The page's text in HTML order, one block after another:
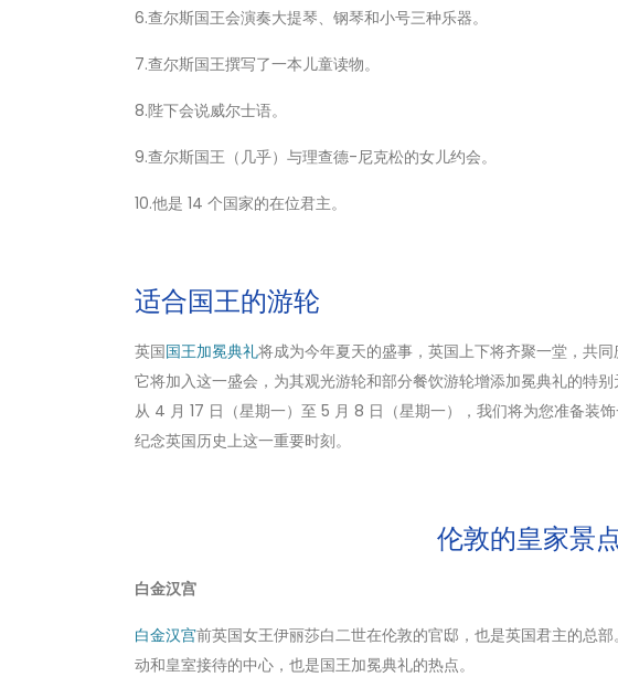
6.查尔斯国王会演奏大提琴、钢琴和小号三种乐器。
7.查尔斯国王撰写了一本儿童读物。
8.陛下会说威尔士语。
9.查尔斯国王（几乎）与理查德-尼克松的女儿约会。
10.他是 14 个国家的在位君主。
适合国王的游轮
英国国王加冕典礼将成为今年夏天的盛事，英国上下将齐聚一堂，共
它将加入这一盛会，为其观光游轮和部分餐饮游轮增添加冕典礼的特别
从 4 月 17 日（星期一）至 5 月 8 日（星期一），我们将为您准备装
纪念英国历史上这一重要时刻。
伦敦的皇家景
白金汉宫
白金汉宫前英国女王伊丽莎白二世在伦敦的官邸，也是英国君主的总
动和皇室接待的中心，也是国王加冕典礼的热点。